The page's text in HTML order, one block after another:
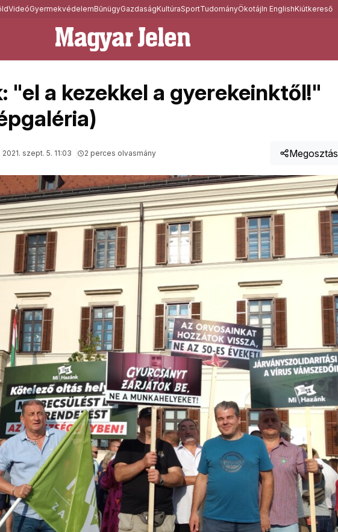
VideóGyermekvédelemBűnügyGazdaságKultúraSportTudományÖkotájIn EnglishKiútkereső
"el a kezekkel a gyerekeinktől!"
2021. szept. 5. 11:03 2 perces olvasmány Megosztás